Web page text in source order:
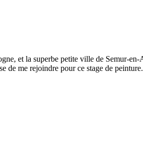
et la superbe petite ville de Semur-
de me rejoindre pour ce stage de peinture.